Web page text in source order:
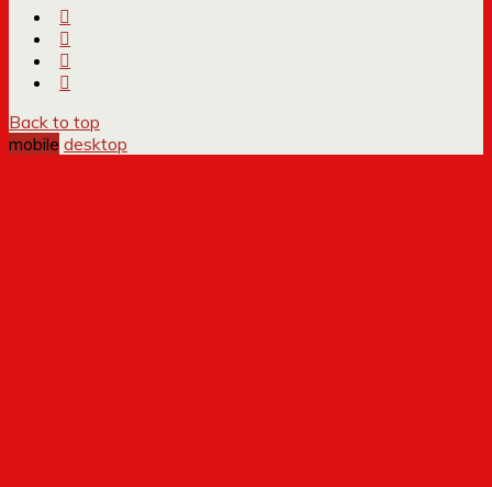
Back to top
mobile desktop